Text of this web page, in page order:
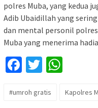
polres Muba, yang kedua
Adib Ubaidillah yang
dan mental personil
Muba yang menerima
Facebook
Twitter
#umroh gratis Kapolres